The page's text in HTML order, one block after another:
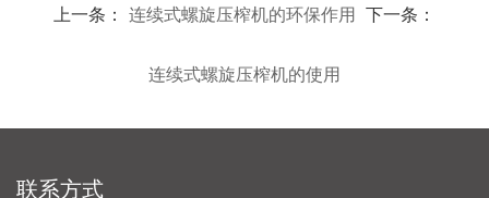
上一条： 连续式螺旋压榨机的环保作用 下一条：
连续式螺旋压榨机的使用
联系方式